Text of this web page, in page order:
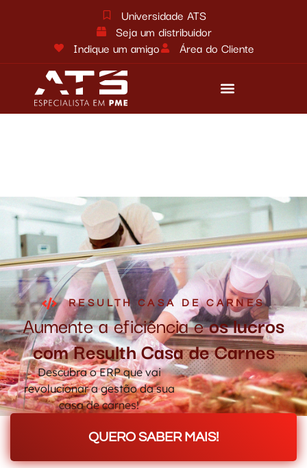
Universidade ATS
Seja um distribuidor
Indique um amigo
Área do Cliente
RESULTH CASA DE CARNES
Aumente a eficiência eos lucros
com Resulth Casa de Carnes
Descubra o ERP que vai
revolucionar a gestão da sua
casa de carnes!
QUERO SABER MAIS!